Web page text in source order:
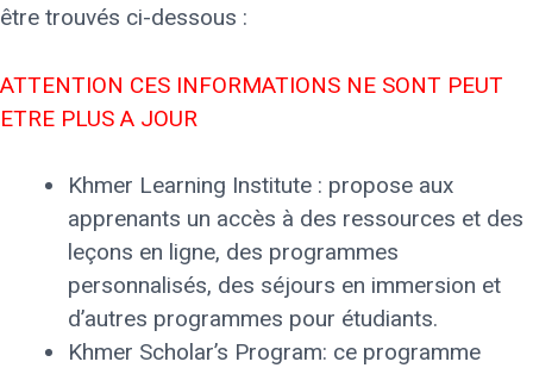
être trouvés ci-dessous :
ATTENTION CES INFORMATIONS NE SONT PEUT
ETRE PLUS A JOUR
Khmer Learning Institute : propose aux
apprenants un accès à des ressources et des
leçons en ligne, des programmes
personnalisés, des séjours en immersion et
d’autres programmes pour étudiants.
Khmer Scholar’s Program: ce programme